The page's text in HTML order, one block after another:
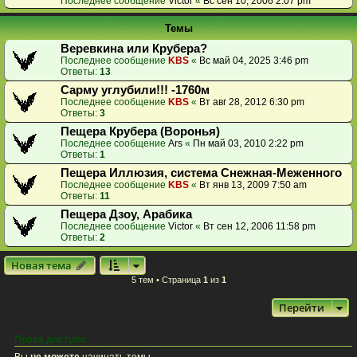
Темы
Веревкина или Крубера?
Последнее сообщение KBS « Вс май 04, 2025 3:46 pm
Ответы: 13
Сарму углубили!!! -1760м
Последнее сообщение KBS « Вт авг 28, 2012 6:30 pm
Ответы: 3
Пещера Крубера (Воронья)
Последнее сообщение Ars « Пн май 03, 2010 2:22 pm
Ответы: 1
Пещера Иллюзия, система Снежная-Меженного
Последнее сообщение KBS « Вт янв 13, 2009 7:50 am
Ответы: 11
Пещера Дзоу, Арабика
Последнее сообщение Victor « Вт сен 12, 2006 11:58 pm
Ответы: 2
Новая тема
5 тем • Страница 1 из 1
Перейти
Права доступа